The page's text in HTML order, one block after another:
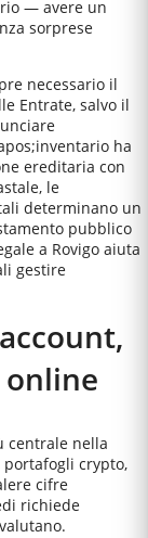
— avere un
sorprese
necessario il
Entrate, salvo il
ha
ereditaria con
le
determinano un
pubblico
a Rovigo aiuta
gestire
centrale nella
crypto,
cifre
richiede